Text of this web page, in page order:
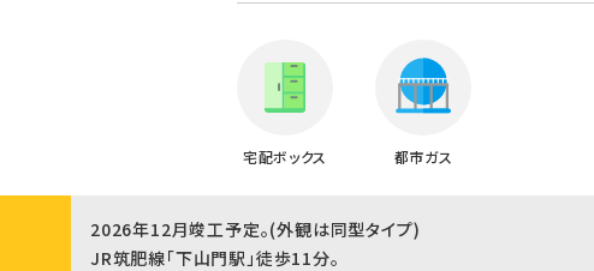
宅配ボックス 都市ガス
2026年12月竣工予定。(外観は同型タイプ)
JR筑肥線「下山門駅」徒歩11分。